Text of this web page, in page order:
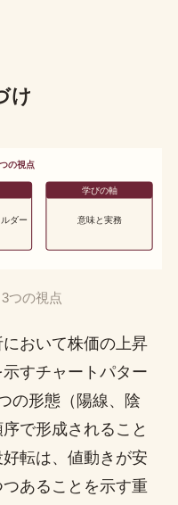
け
の視点
ダー
学びの軸
意味と実務
つの視点
おいて株価の上昇
すチャートパター
の形態（陽線、陰
で形成されること
転は、値動きが安
あることを示す重